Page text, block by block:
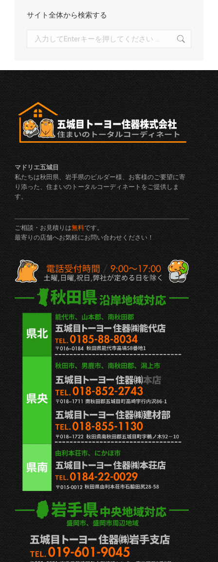
サイト全体から検索する
マドリエ五城目
私たちは秋田県、岩手県のビルダー様、お客様のご要望に寄
り添った、住まいのトータルコーディネートをご提供しま
す。
ご相談・お見積りは無料です。
最寄りの店舗へお気軽にお問い合わせください！